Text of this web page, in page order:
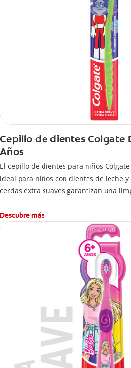
Cepillo de dientes Colgate
Años
El cepillo de dientes para niños
ideal para niños con dientes de leche y
cerdas extra suaves garantizan una
Descubre más